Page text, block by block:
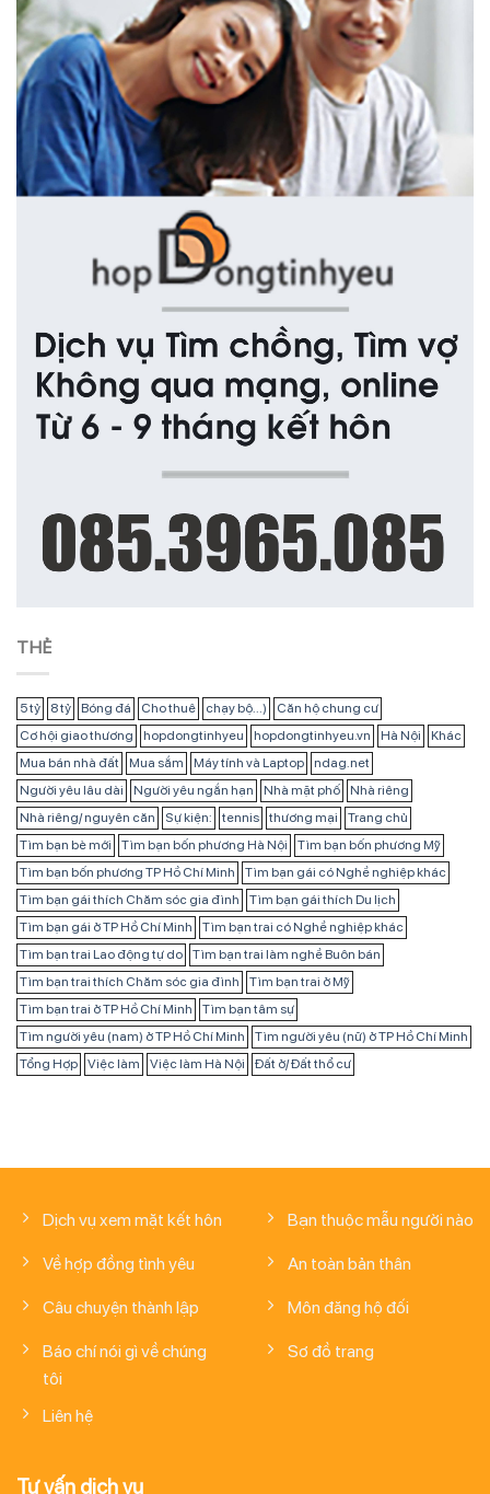
THẺ
5 tỷ 8 tỷ Bóng đá Cho thuê chạy bộ...)
Căn hộ chung cư
Cơ hội giao thương
hopdongtinhyeu hopdongtinhyeu.vn Hà Nội
Khác
Mua bán nhà đất
Mua sắm Máy tính và Laptop
ndag.net
Người yêu lâu dài
Người yêu ngắn hạn Nhà mặt phố
Nhà riêng
Nhà riêng/ nguyên căn
Sự kiện: tennis thương mại
Trang chủ
Tìm bạn bè mới
Tìm bạn bốn phương Hà Nội
Tìm bạn bốn phương Mỹ
Tìm bạn bốn phương TP Hồ Chí Minh
Tìm bạn gái có Nghề nghiệp khác
Tìm bạn gái thích Chăm sóc gia đình
Tìm bạn gái thích Du lịch
Tìm bạn gái ở TP Hồ Chí Minh
Tìm bạn trai có Nghề nghiệp khác
Tìm bạn trai Lao động tự do
Tìm bạn trai làm nghề Buôn bán
Tìm bạn trai thích Chăm sóc gia đình
Tìm bạn trai ở Mỹ
Tìm bạn trai ở TP Hồ Chí Minh
Tìm bạn tâm sự
Tìm người yêu (nam) ở TP Hồ Chí Minh
Tìm người yêu (nữ) ở TP Hồ Chí Minh
Tổng Hợp
Việc làm Việc làm Hà Nội Đất ở/ Đất thổ cư
Dịch vụ xem mặt kết hôn
Về hợp đồng tình yêu
Câu chuyện thành lập
Báo chí nói gì về chúng
tôi
Liên hệ
Bạn thuộc mẫu người nào
An toàn bản thân
Môn đăng hộ đối
Sơ đồ trang
Tư vấn dịch vụ